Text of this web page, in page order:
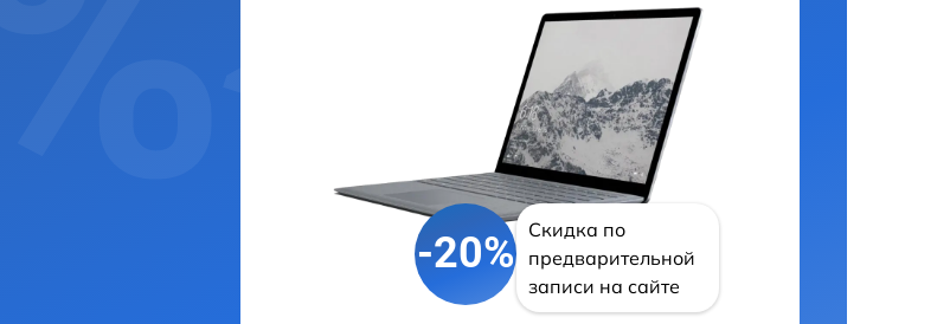
-20%
Скидка по
предварительной
записи на сайте